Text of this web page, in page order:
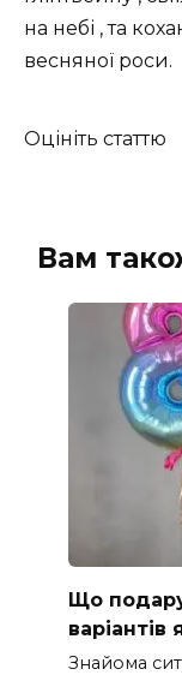
на небі , та
весняної роси.
Оцініть статтю
Вам
Що
Знайома